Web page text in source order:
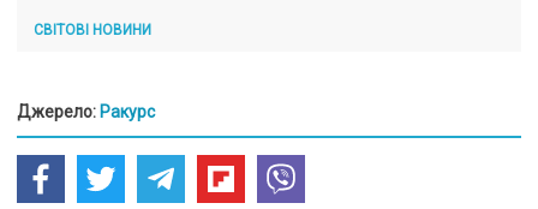
СВІТОВІ НОВИНИ
Джерело: Ракурс